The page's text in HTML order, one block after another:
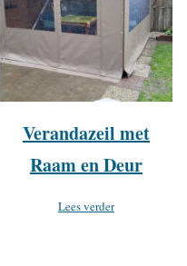
Verandazeil met
Raam en Deur
Lees verder